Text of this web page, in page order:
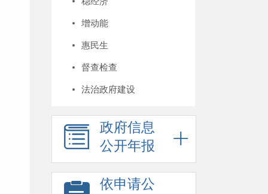
增动能
惠民生
督查检查
法治政府建设
政府信息
公开年报
依申请公